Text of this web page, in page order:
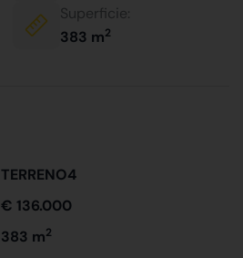
Superficie:
383 m2
TERRENO4
€ 136.000
383 m2